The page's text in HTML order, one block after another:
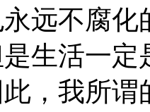
远不腐化
生活一定
，我所